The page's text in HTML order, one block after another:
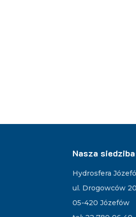
Nasza siedziba
Hydrosfera
ul. Drogowców 20
05-420 Józefów